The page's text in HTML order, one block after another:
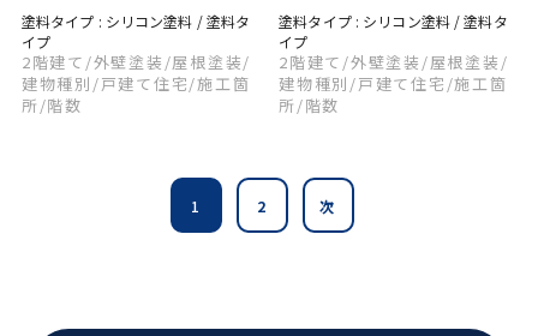
塗料タイプ : シリコン塗料 / 塗料タ
イプ
2階建て /外壁塗装 /屋根塗装/
建物種別 /戸建て住宅/施工箇
所 /階数
塗料タイプ : シリコン塗料 / 塗料タ
イプ
2階建て /外壁塗装 /屋根塗装 /
建物種別 /戸建て住宅 /施工箇
所 /階数
1 2 次